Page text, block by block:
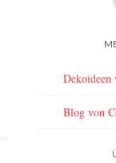
Dekoideen
Blog von